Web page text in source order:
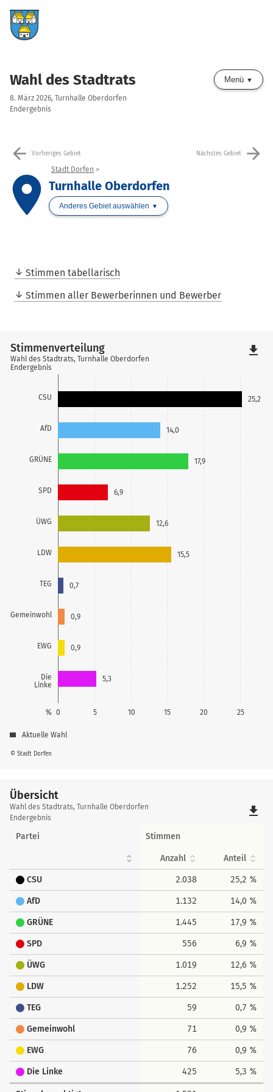
Wahl des Stadtrats
8. März 2026, Turnhalle Oberdorfen
Endergebnis
Menü
arrow_back Vorheriges Gebiet Nächstes Gebiet arrow_forward
place
Stadt Dorfen
Turnhalle Oberdorfen
Anderes Gebiet auswählen
Stimmen tabellarisch
Stimmen aller Bewerberinnen und Bewerber
CSU
AfD
GRÜNE
SPD
ÜWG
LDW
TEG
Gemeinwohl
EWG
Die
Linke
0 5 10 15 20 25
%
25,2
14,0
17,9
6,9
12,6
15,5
0,7
0,9
0,9
5,3
© Stadt Dorfen
Stimmenverteilung
Wahl des Stadtrats, Turnhalle Oberdorfen
Endergebnis
Aktuelle Wahl
file_download
Übersicht
Übersicht
Wahl des Stadtrats, Turnhalle Oberdorfen
Endergebnis
file_download
Partei Stimmen
Anzahl Anteil
CSU 2.038 25,2 %
AfD 1.132 14,0 %
GRÜNE 1.445 17,9 %
SPD 556 6,9 %
ÜWG 1.019 12,6 %
LDW 1.252 15,5 %
TEG 59 0,7 %
Gemeinwohl 71 0,9 %
EWG 76 0,9 %
Die Linke 425 5,3 %